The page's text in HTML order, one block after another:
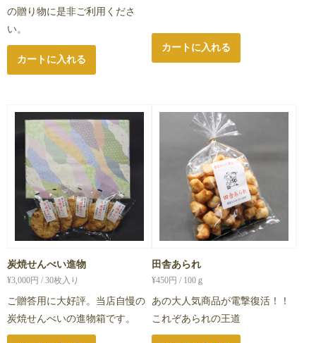
の贈り物に是非ご利用くださ
い。
カートに入れる
カートに入れる
炭焼せんべい進物
¥3,000円 / 30枚入り
ご贈答用に大好評。当店自慢の
炭焼せんべいの進物箱です。
田舎あられ
¥450円 / 100ｇ
あの大人気商品が電撃復活！！
これぞあられの王道